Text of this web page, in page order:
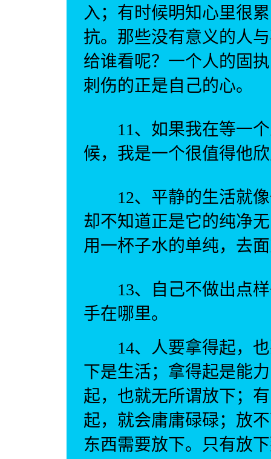
入；有时候明知心里很
抗。那些没有意义的人
给谁看呢？一个人的固
刺伤的正是自己的心。
11、如果我在等一个
候，我是一个很值得他
12、平静的生活就像
却不知道正是它的纯净
用一杯子水的单纯，去
13、自己不做出点样
手在哪里。
14、人要拿得起，也
下是生活；拿得起是能
起，也就无所谓放下；
起，就会庸庸碌碌；放
东西需要放下。只有放